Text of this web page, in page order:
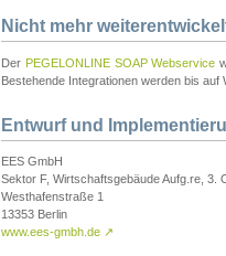
Nicht mehr
Der PEGELONLINE SOAP Webservice
Bestehende Integrationen werden bis auf
Entwurf und
EES GmbH
Sektor F, Wirtschaftsgebäude Aufg.re, 3.
Westhafenstraße 1
13353 Berlin
www.ees-gmbh.de ↗